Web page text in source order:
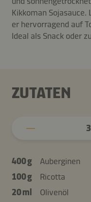
Kikkoman
er hervorragend auf
Ideal als Snack oder
ZUTATEN
3
400 g
Auberginen
100 g
Ricotta
20 ml
Olivenöl